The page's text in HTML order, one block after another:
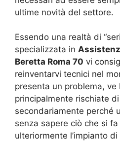
ultime novità del settore.
Essendo una realtà di
specializzata in
Beretta Roma 70 vi
reinventarvi tecnici nel
presenta un problema, ve
principalmente rischiate
secondariamente perché
senza sapere ciò che si
ulteriormente l’impianto